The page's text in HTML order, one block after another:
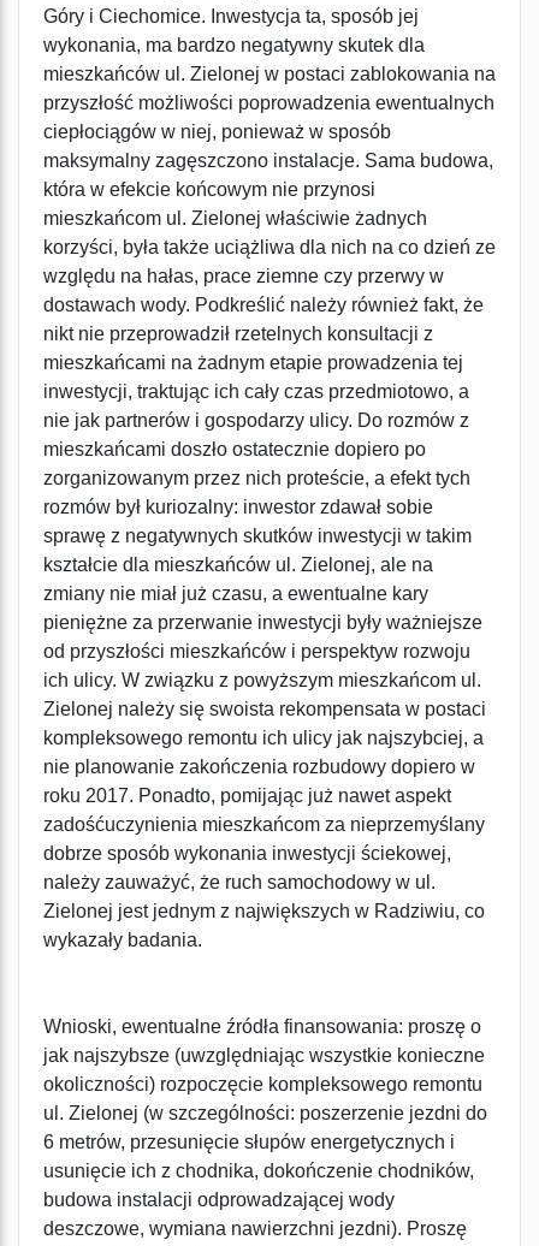
Góry i Ciechomice. Inwestycja ta, sposób jej
wykonania, ma bardzo negatywny skutek dla
mieszkańców ul. Zielonej w postaci zablokowania na
przyszłość możliwości poprowadzenia ewentualnych
ciepłociągów w niej, ponieważ w sposób
maksymalny zagęszczono instalacje. Sama budowa,
która w efekcie końcowym nie przynosi
mieszkańcom ul. Zielonej właściwie żadnych
korzyści, była także uciążliwa dla nich na co dzień ze
względu na hałas, prace ziemne czy przerwy w
dostawach wody. Podkreślić należy również fakt, że
nikt nie przeprowadził rzetelnych konsultacji z
mieszkańcami na żadnym etapie prowadzenia tej
inwestycji, traktując ich cały czas przedmiotowo, a
nie jak partnerów i gospodarzy ulicy. Do rozmów z
mieszkańcami doszło ostatecznie dopiero po
zorganizowanym przez nich proteście, a efekt tych
rozmów był kuriozalny: inwestor zdawał sobie
sprawę z negatywnych skutków inwestycji w takim
kształcie dla mieszkańców ul. Zielonej, ale na
zmiany nie miał już czasu, a ewentualne kary
pieniężne za przerwanie inwestycji były ważniejsze
od przyszłości mieszkańców i perspektyw rozwoju
ich ulicy. W związku z powyższym mieszkańcom ul.
Zielonej należy się swoista rekompensata w postaci
kompleksowego remontu ich ulicy jak najszybciej, a
nie planowanie zakończenia rozbudowy dopiero w
roku 2017. Ponadto, pomijając już nawet aspekt
zadośćuczynienia mieszkańcom za nieprzemyślany
dobrze sposób wykonania inwestycji ściekowej,
należy zauważyć, że ruch samochodowy w ul.
Zielonej jest jednym z największych w Radziwiu, co
wykazały badania.
Wnioski, ewentualne źródła finansowania: proszę o
jak najszybsze (uwzględniając wszystkie konieczne
okoliczności) rozpoczęcie kompleksowego remontu
ul. Zielonej (w szczególności: poszerzenie jezdni do
6 metrów, przesunięcie słupów energetycznych i
usunięcie ich z chodnika, dokończenie chodników,
budowa instalacji odprowadzającej wody
deszczowe, wymiana nawierzchni jezdni). Proszę